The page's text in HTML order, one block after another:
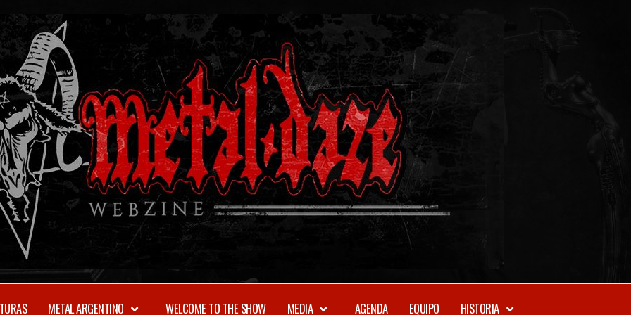
METAL-
METAL ARGENTINO WELCOME TO THE SHOW MEDIA AGENDA EQUIPO HISTORIA